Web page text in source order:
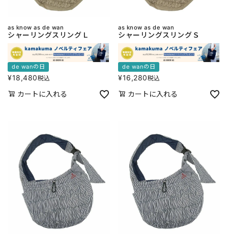
as know as de wan
シャーリングスリングＬ
de wanの日
¥18,480税込
カートに入れる
as know as de wan
シャーリングスリングＳ
de wanの日
¥16,280税込
カートに入れる